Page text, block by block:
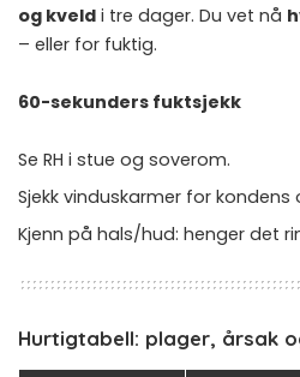
og kveld i tre dager. Du vet nå
– eller for fuktig.
60-sekunders fuktsjekk
Se RH i stue og soverom.
Sjekk vinduskarmer for
Kjenn på hals/hud: henger det
Hurtigtabell: plager, årsak